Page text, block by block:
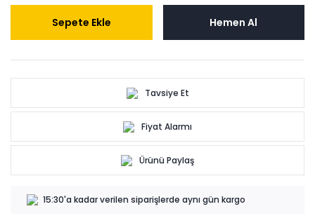
Sepete Ekle Hemen Al
Tavsiye Et
Fiyat Alarmı
Ürünü Paylaş
15:30'a kadar verilen siparişlerde aynı gün kargo